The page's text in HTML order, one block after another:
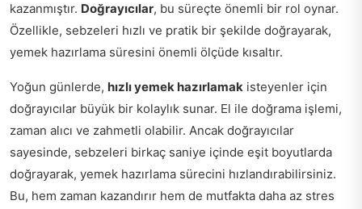
kazanmıştır. Doğrayıcılar, bu süreçte önemli bir rol oynar.
Özellikle, sebzeleri hızlı ve pratik bir şekilde doğrayarak,
yemek hazırlama süresini önemli ölçüde kısaltır.
Yoğun günlerde, hızlı yemek hazırlamak isteyenler için
doğrayıcılar büyük bir kolaylık sunar. El ile doğrama işlemi,
zaman alıcı ve zahmetli olabilir. Ancak doğrayıcılar
sayesinde, sebzeleri birkaç saniye içinde eşit boyutlarda
doğrayarak, yemek hazırlama sürecini hızlandırabilirsiniz.
Bu, hem zaman kazandırır hem de mutfakta daha az stres